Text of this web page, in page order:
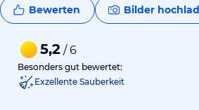
Bewerten Bilder
5,2 / 6
Besonders gut bewertet:
Exzellente Sauberkeit